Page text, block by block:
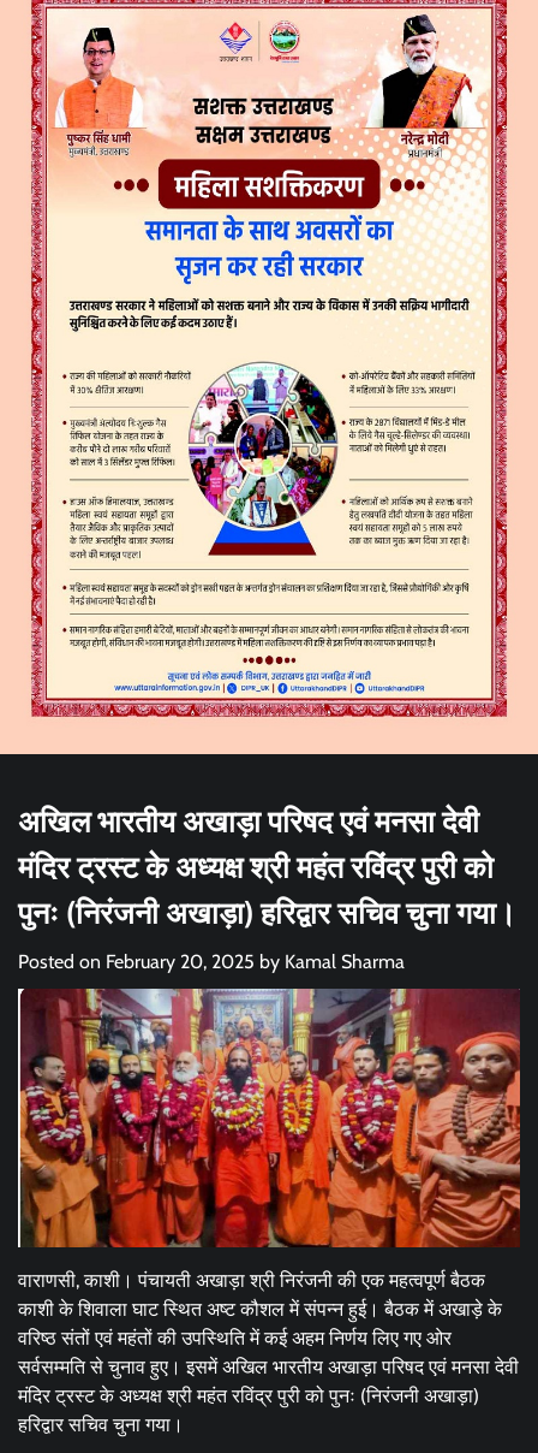
अखिल भारतीय अखाड़ा परिषद एवं मनसा देवी
मंदिर ट्रस्ट के अध्यक्ष श्री महंत रविंद्र पुरी को
पुनः (निरंजनी अखाड़ा) हरिद्वार सचिव चुना गया।
Posted on February 20, 2025 by Kamal Sharma
वाराणसी, काशी। पंचायती अखाड़ा श्री निरंजनी की एक महत्वपूर्ण बैठक
काशी के शिवाला घाट स्थित अष्ट कौशल में संपन्न हुई। बैठक में अखाड़े के
वरिष्ठ संतों एवं महंतों की उपस्थिति में कई अहम निर्णय लिए गए ओर
सर्वसम्मति से चुनाव हुए। इसमें अखिल भारतीय अखाड़ा परिषद एवं मनसा देवी
मंदिर ट्रस्ट के अध्यक्ष श्री महंत रविंद्र पुरी को पुनः (निरंजनी अखाड़ा)
हरिद्वार सचिव चुना गया।